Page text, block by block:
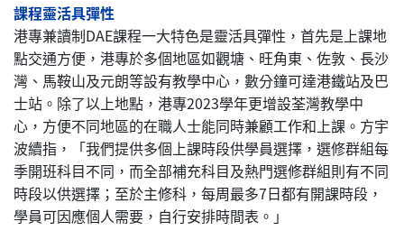
課程靈活具彈性
港專兼讀制DAE課程一大特色是靈活具彈性，首先是上課地
點交通方便，港專於多個地區如觀塘、旺角東、佐敦、長沙
灣、馬鞍山及元朗等設有教學中心，數分鐘可達港鐵站及巴
士站。除了以上地點，港專2023學年更增設荃灣教學中
心，方便不同地區的在職人士能同時兼顧工作和上課。方宇
波續指，「我們提供多個上課時段供學員選擇，選修群組每
季開班科目不同，而全部補充科目及熱門選修群組則有不同
時段以供選擇；至於主修科，每周最多7日都有開課時段，
學員可因應個人需要，自行安排時間表。」